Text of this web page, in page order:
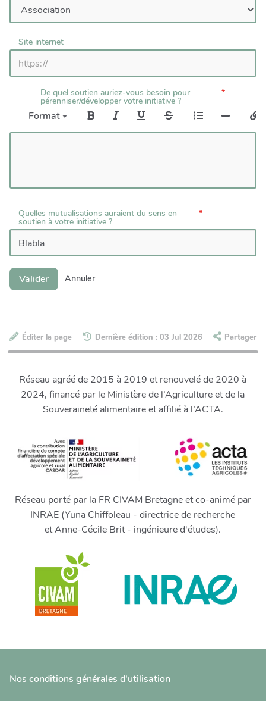
Site internet
De quel soutien auriez-vous besoin pour
pérenniser/développer votre initiative ?
Format
Quelles mutualisations auraient du sens en
soutien à votre initiative ?
Valider Annuler
Éditer la page Dernière édition : 03 Jul 2026 Partager
Réseau agréé de 2015 à 2019 et renouvelé de 2020 à
2024, financé par le Ministère de l’Agriculture et de la
Souveraineté alimentaire et affilié à l’ACTA.
Réseau porté par la FR CIVAM Bretagne et co-animé par
INRAE (Yuna Chiffoleau - directrice de recherche
et Anne-Cécile Brit - ingénieure d'études).
Nos conditions générales d'utilisation